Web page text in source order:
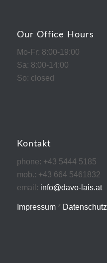
Our Office Hours
Mo-Fr: 8:00-19:00
Sa: 8:00-14:00
So: closed
Kontakt
phone: +43 5444 5185
mob.: +43 664 5461832
email: info@davo-lais.at
Impressum* Datenschutz